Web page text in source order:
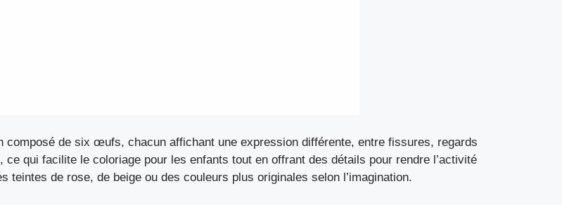
composé de six œufs, chacun affichant une expression différente, entre fissures, regards
qui facilite le coloriage pour les enfants tout en offrant des détails pour rendre l’activité
teintes de rose, de beige ou des couleurs plus originales selon l’imagination.